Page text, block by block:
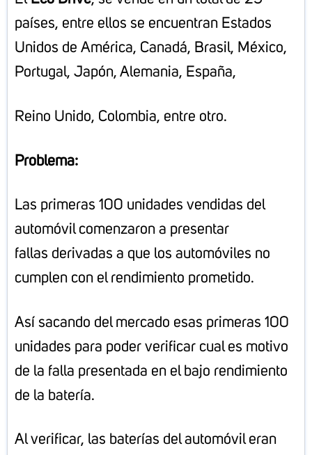
países, entre ellos se encuentran Estados
Unidos de América, Canadá, Brasil, México,
Portugal, Japón, Alemania, España,
Reino Unido, Colombia, entre otro.
Problema:
Las primeras 100 unidades vendidas del
automóvil comenzaron a presentar
fallas derivadas a que los automóviles no
cumplen con el rendimiento prometido.
Así sacando del mercado esas primeras 100
unidades para poder verificar cual es motivo
de la falla presentada en el bajo rendimiento
de la batería.
Al verificar, las baterías del automóvil eran